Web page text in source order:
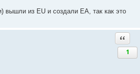
вышли из EU и создали ЕА, так как это
1